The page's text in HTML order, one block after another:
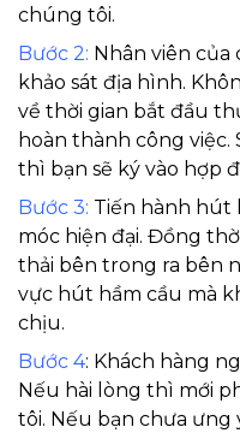
chúng tôi.
Bước 2: Nhân viên của
khảo sát địa hình.
về thời gian bắt đầu
hoàn thành công
thì bạn sẽ ký vào hợp
Bước 3: Tiến hành hút
móc hiện đại. Đồng
thải bên trong ra bên
vực hút hầm cầu mà
chịu.
Bước 4: Khách hàng
Nếu hài lòng thì mới
tôi. Nếu bạn chưa ưng